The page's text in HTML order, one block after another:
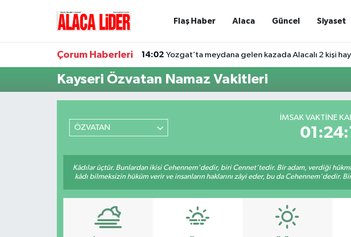
Flaş Haber Alaca Güncel Siyaset
Çorum Haberleri 14:02 Yozgat’ta meydana gelen kazada Alacalı 2 kişi
Kayseri Özvatan Namaz Vakitleri
ÖZVATAN
İMSAK VAKTINE
Kâdılar üçtür. Bunlardan ikisi Cehennem'dedir, biri Cennet'tedir. Bir adam, verdiği
kâdı bilmeksizin hüküm verir ve insanların haklarını zâyi eder, bu da Cehennem'dedir.
Çorum Namaz Vakitleri
Süper Lig Puan Durumu ve Fikstür
Tüm Manşetler
Son Dakika Haberleri